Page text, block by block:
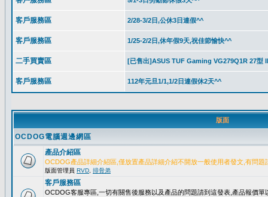
版面
OCDOG電腦週邊網區
產品介紹區
OCDOG產品詳細介紹區,僅放置產品詳細介紹不開放一般使用者發文,有問題
版面管理員 RVD 排骨弟
客戶服務區
OCDOG客服專區,一切有關售後服務以及產品的問題請到這發表,產品報價